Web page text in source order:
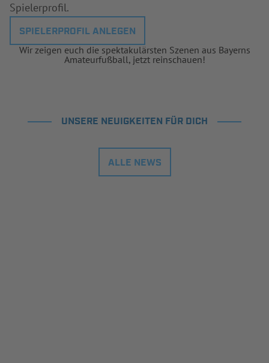
Spielerprofil.
SPIELERPROFIL ANLEGEN
Wir zeigen euch die spektakulärsten Szenen aus Bayerns
Amateurfußball, jetzt reinschauen!
UNSERE NEUIGKEITEN FÜR DICH
ALLE NEWS